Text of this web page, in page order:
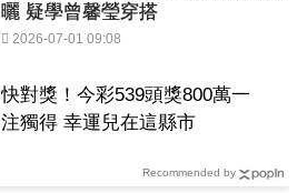
曬 疑學曾馨瑩穿搭
2026-07-01 09:08
快對獎！今彩539頭獎800萬一
注獨得 幸運兒在這縣市
Recommended by